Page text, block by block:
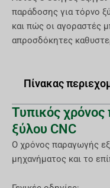
παράδοσης για τόρνο
και πώς οι αγοραστές
απροσδόκητες
Πίνακας
Τυπικός χρόνος
ξύλου CNC
Ο χρόνος παραγωγής
μηχανήματος και το